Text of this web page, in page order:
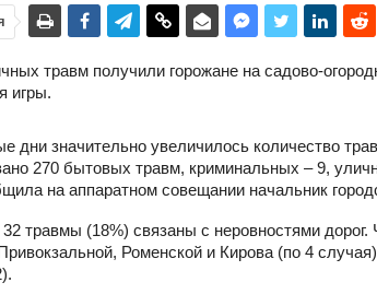
травм получили горожане на садово-
игры.
дни значительно увеличилось количество
270 бытовых травм, криминальных – 9,
на аппаратном совещании начальник
травмы (18%) связаны с неровностями
Роменской и Кирова (по 4